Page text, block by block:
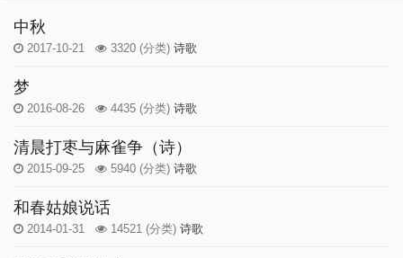
中秋
2017-10-21 3320 (分类) 诗歌
梦
2016-08-26 4435 (分类) 诗歌
清晨打枣与麻雀争（诗）
2015-09-25 5940 (分类) 诗歌
和春姑娘说话
2014-01-31 14521 (分类) 诗歌